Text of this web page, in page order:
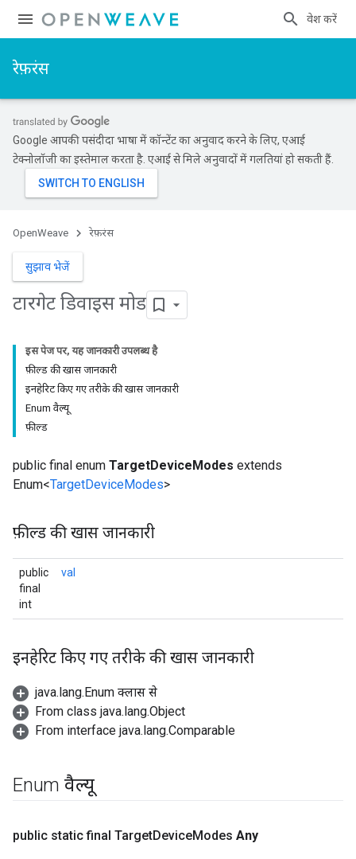
प्रवेश करें
रेफ़रंस
Google आपकी पसंदीदा भाषा में कॉन्टेंट का अनुवाद करने के लिए, एआई
टेक्नोलॉजी का इस्तेमाल करता है. एआई से मिले अनुवादों में गलतियां हो सकती हैं.
OpenWeave रेफ़रंस
सुझाव भेजें
टारगेट डिवाइस मोड
इस पेज पर, यह जानकारी उपलब्ध है
फ़ील्ड की खास जानकारी
इनहेरिट किए गए तरीके की खास जानकारी
Enum वैल्यू
फ़ील्ड
public final enum TargetDeviceModes extends
Enum<TargetDeviceModes>
फ़ील्ड की खास जानकारी
public
final
int
val
इनहेरिट किए गए तरीके की खास जानकारी
java.lang.Enum क्लास से
From class java.lang.Object
From interface java.lang.Comparable
Enum वैल्यू
public static final TargetDeviceModes Any